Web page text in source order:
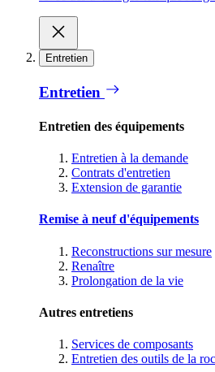
Entretien
Entretien
Entretien des équipements
Entretien à la demande
Contrats d'entretien
Extension de garantie
Remise à neuf d'équipements
Reconstructions sur mesure
Renaître
Prolongation de la vie
Autres entretiens
Services de composants
Entretien des outils de la